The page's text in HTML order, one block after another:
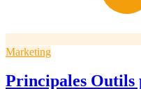
Marketing
Principales Outils